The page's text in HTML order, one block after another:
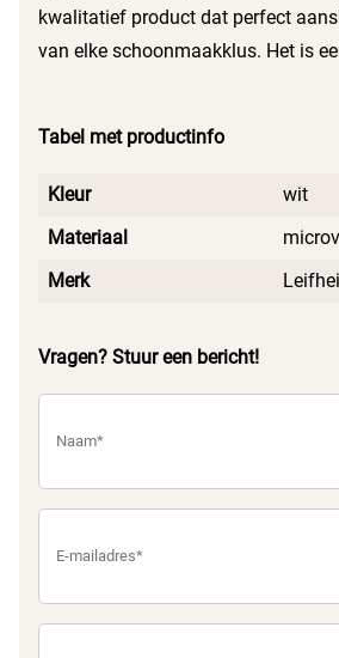
kwalitatief product dat perfect
van elke schoonmaakklus. Het is
Tabel met productinfo
Kleur
wit
Materiaal
Merk
Vragen? Stuur een bericht!